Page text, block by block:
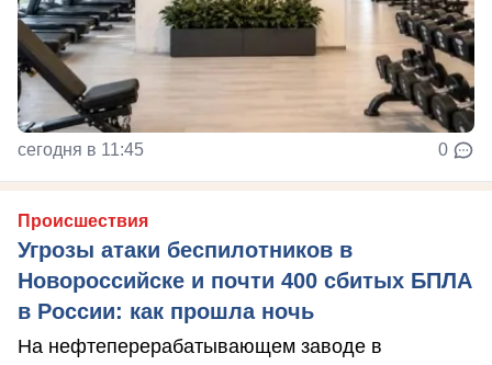
сегодня в 11:45 0
Происшествия
Угрозы атаки беспилотников в
Новороссийске и почти 400 сбитых БПЛА
в России: как прошла ночь
На нефтеперерабатывающем заводе в